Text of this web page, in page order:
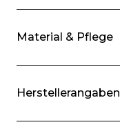
Material & Pflege
Herstellerangaben